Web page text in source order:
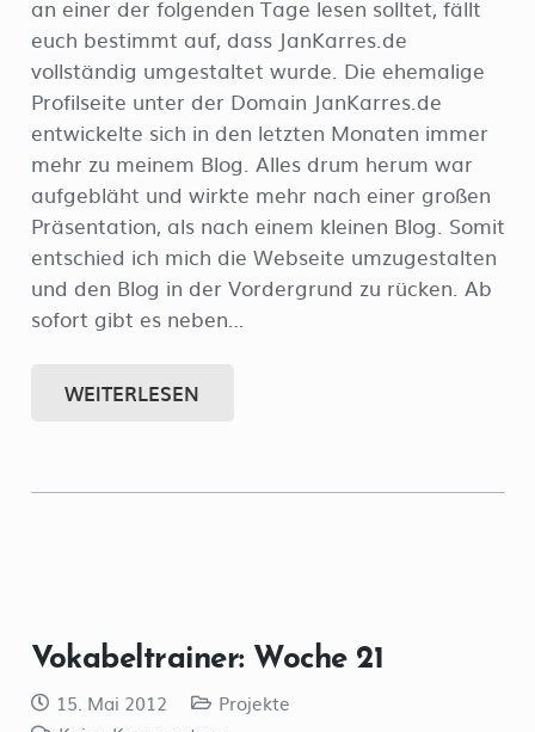
an einer der folgenden Tage lesen solltet, fällt
euch bestimmt auf, dass JanKarres.de
vollständig umgestaltet wurde. Die ehemalige
Profilseite unter der Domain JanKarres.de
entwickelte sich in den letzten Monaten immer
mehr zu meinem Blog. Alles drum herum war
aufgebläht und wirkte mehr nach einer großen
Präsentation, als nach einem kleinen Blog. Somit
entschied ich mich die Webseite umzugestalten
und den Blog in der Vordergrund zu rücken. Ab
sofort gibt es neben…
WEITERLESEN
Vokabeltrainer: Woche 21
15. Mai 2012
Projekte